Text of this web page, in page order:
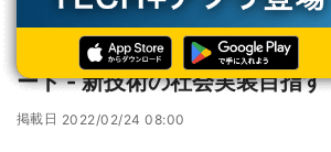
東芝、共創拠点で映像認識AI
ート - 新技術の社会実装目指す
掲載日 2022/02/24 08:00